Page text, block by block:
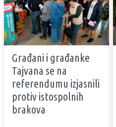
Građani i građanke
Tajvana se na
referendumu izjasnili
protiv istospolnih
brakova